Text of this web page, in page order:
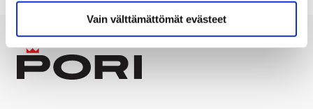
Vain välttämättömät evästeet